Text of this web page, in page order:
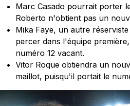
Marc Casado pourrait porter
Roberto n'obtient pas un
Mika Faye, un autre
percer dans l'équipe
numéro 12 vacant.
Vitor Roque obtiendra un
maillot, puisqu'il portait le